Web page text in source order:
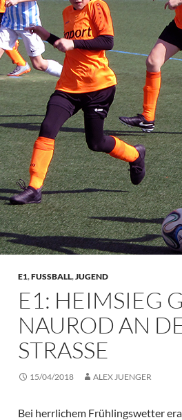
E1,FUSSBALL,JUGEND
E1: HEIMSIEG
NAUROD AN
STRASSE
15/04/2018 ALEX JUENGER
Bei herrlichem Frühlingswetter